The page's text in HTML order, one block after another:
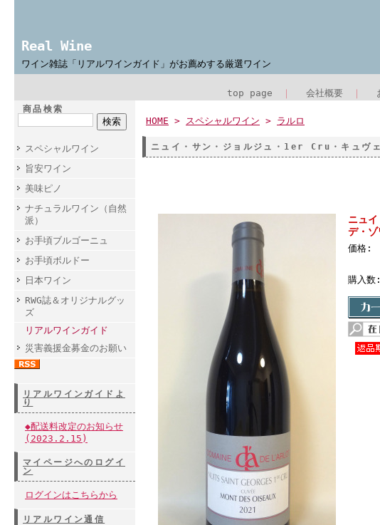
Real Wine
ワイン雑誌「リアルワインガイド」がお薦めする厳選ワイン
top page 会社概要
商品検索
スペシャルワイン
旨安ワイン
美味ピノ
ナチュラルワイン（自然
派）
お手頃ブルゴーニュ
お手頃ボルドー
日本ワイン
RWG誌＆オリジナルグッ
ズ
リアルワインガイド
災害義援金募金のお願い
リアルワインガイドよ
り
◆配送料改定のお知らせ
(2023.2.15)
マイページへのログイ
ン
ログインはこちらから
リアルワイン通信
HOME > スペシャルワイン > ラルロ
ニュイ・サン・ジョルジュ・1er Cru・キュヴ
ニュ
デ・
価格:
購入数: